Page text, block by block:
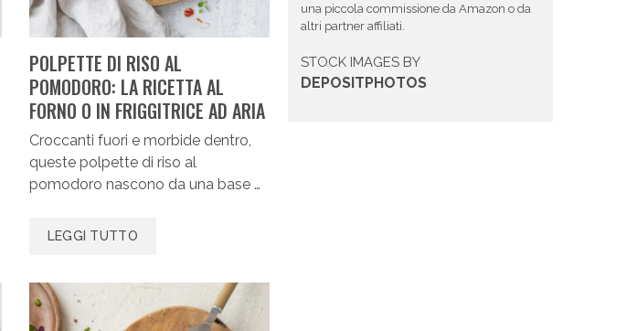
POLPETTE DI RISO AL
POMODORO: LA RICETTA AL
FORNO O IN FRIGGITRICE AD ARIA
Croccanti fuori e morbide dentro,
queste polpette di riso al
pomodoro nascono da una base …
LEGGI TUTTO
una piccola commissione da Amazon o da
altri partner affiliati.
STOCK IMAGES BY
DEPOSITPHOTOS